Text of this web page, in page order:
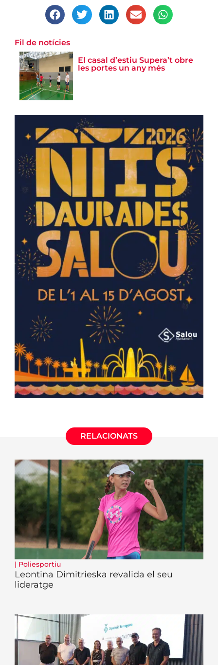
Fil de notícies
El casal d’estiu Supera’t obre
les portes un any més
RELACIONATS
| Poliesportiu
Leontina Dimitrieska revalida el seu
lideratge